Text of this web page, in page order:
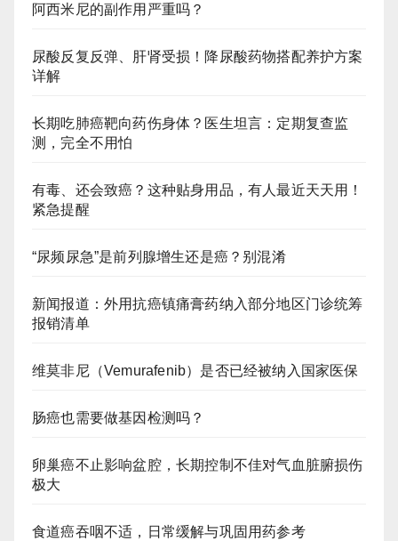
阿西米尼的副作用严重吗？
尿酸反复反弹、肝肾受损！降尿酸药物搭配养护方案
详解
长期吃肺癌靶向药伤身体？医生坦言：定期复查监
测，完全不用怕
有毒、还会致癌？这种贴身用品，有人最近天天用！
紧急提醒
“尿频尿急”是前列腺增生还是癌？别混淆
新闻报道：外用抗癌镇痛膏药纳入部分地区门诊统筹
报销清单
维莫非尼（Vemurafenib）是否已经被纳入国家医保
肠癌也需要做基因检测吗？
卵巢癌不止影响盆腔，长期控制不佳对气血脏腑损伤
极大
食道癌吞咽不适，日常缓解与巩固用药参考